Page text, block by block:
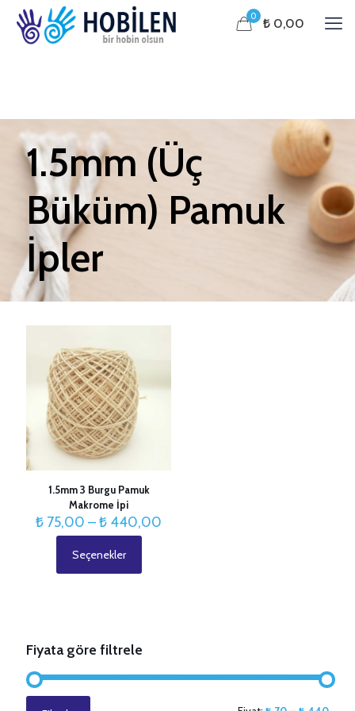
0 ₺ 0,00
1.5mm (Üç
Büküm) Pamuk
İpler
1.5mm 3 Burgu Pamuk
Makrome İpi
₺ 75,00 –₺ 440,00
Seçenekler
ürünün
Seçenekler
sayfasından
seçilebilir
Fiyata göre filtrele